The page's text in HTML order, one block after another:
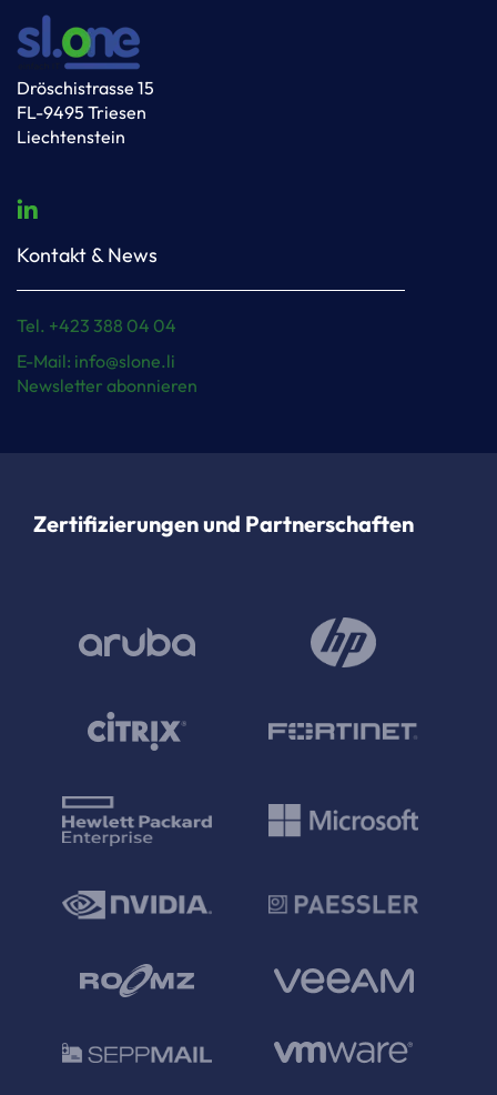
Dröschistrasse 15
FL-9495 Triesen
Liechtenstein
Kontakt & News
Tel. +423 388 04 04
E-Mail: info@slone.li
Newsletter abonnieren
Zertifizierungen und Partnerschaften